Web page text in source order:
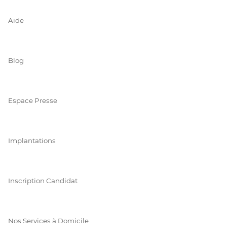
Aide
Blog
Espace Presse
Implantations
Inscription Candidat
Nos Services à Domicile